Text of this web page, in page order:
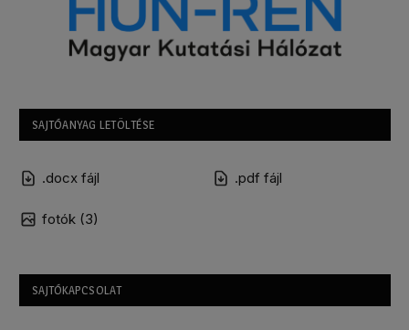
SAJTÓANYAG LETÖLTÉSE
.docx fájl .pdf fájl
fotók (3)
SAJTÓKAPCSOLAT